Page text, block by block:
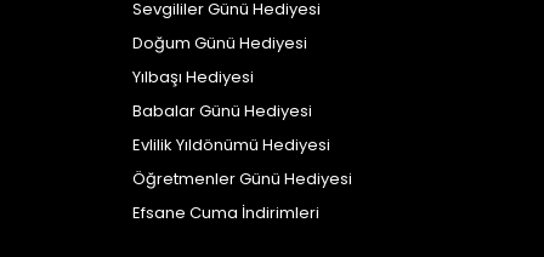
Sevgililer Günü Hediyesi
Doğum Günü Hediyesi
Yılbaşı Hediyesi
Babalar Günü Hediyesi
Evlilik Yıldönümü Hediyesi
Öğretmenler Günü Hediyesi
Efsane Cuma İndirimleri